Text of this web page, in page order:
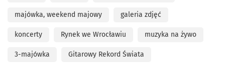
majówka, weekend majowy galeria zdjęć
koncerty Rynek we Wrocławiu muzyka na żywo
3-majówka Gitarowy Rekord Świata